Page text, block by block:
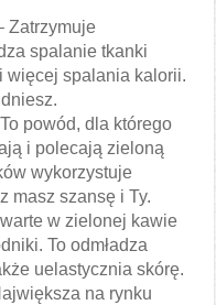
Zatrzymuje
spalanie tkanki
więcej spalania kalorii.
powód, dla którego
i polecają zieloną
wykorzystuje
masz szansę i Ty.
w zielonej kawie
To odmładza
uelastycznia skórę.
na rynku